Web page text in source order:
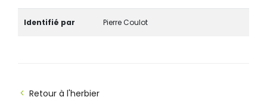
Identifié par Pierre Coulot
Retour à l'herbier